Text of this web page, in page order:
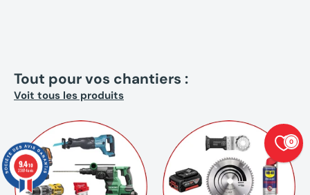
Tout pour vos chantiers :
Voit tous les produits
0
9.4/10
23874 avis